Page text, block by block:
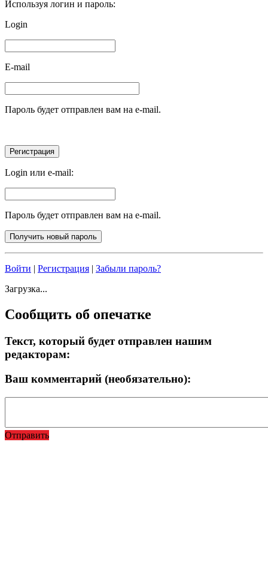
Используя логин и пароль:
Login
E-mail
Пароль будет отправлен вам на e-mail.
Login или e-mail:
Пароль будет отправлен вам на e-mail.
Войти Регистрация
Забыли пароль?
Загрузка...
Сообщить об опечатке
Текст, который будет отправлен нашим
редакторам:
Ваш комментарий (необязательно):
Отправить